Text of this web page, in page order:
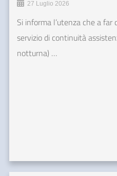
27 Luglio 2026
Si informa l’utenza che a
servizio di continuità
notturna) …